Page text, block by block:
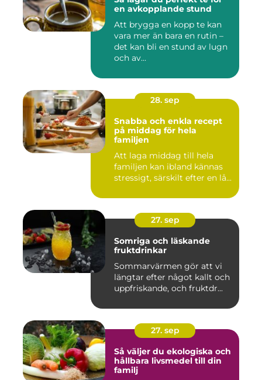
en avkopplande stund
Att brygga en kopp te kan
vara mer än bara en rutin –
det kan bli en stund av lugn
och av...
28. sep
Snabba och enkla recept
på middag för hela
familjen
Att laga middag till hela
familjen kan ibland kännas
stressigt, särskilt efter en lå...
27. sep
Somriga och läskande
fruktdrinkar
Sommarvärmen gör att vi
längtar efter något kallt och
uppfriskande, och fruktdr...
27. sep
Så väljer du ekologiska och
hållbara livsmedel till din
familj